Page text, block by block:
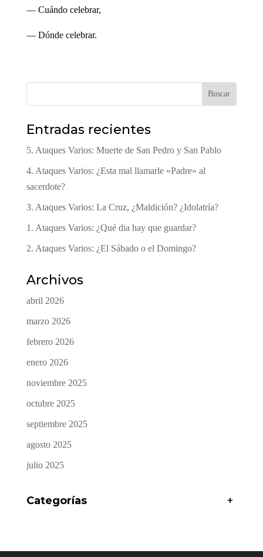
— Cuándo celebrar,
— Dónde celebrar.
Buscar
Entradas recientes
5. Ataques Varios: Muerte de San Pedro y San Pablo
4. Ataques Varios: ¿Esta mal llamarle «Padre» al
sacerdote?
3. Ataques Varios: La Cruz, ¿Maldición? ¿Idolatría?
1. Ataques Varios: ¿Qué dia hay que guardar?
2. Ataques Varios: ¿El Sábado o el Domingo?
Archivos
abril 2026
marzo 2026
febrero 2026
enero 2026
noviembre 2025
octubre 2025
septiembre 2025
agosto 2025
julio 2025
Categorías +